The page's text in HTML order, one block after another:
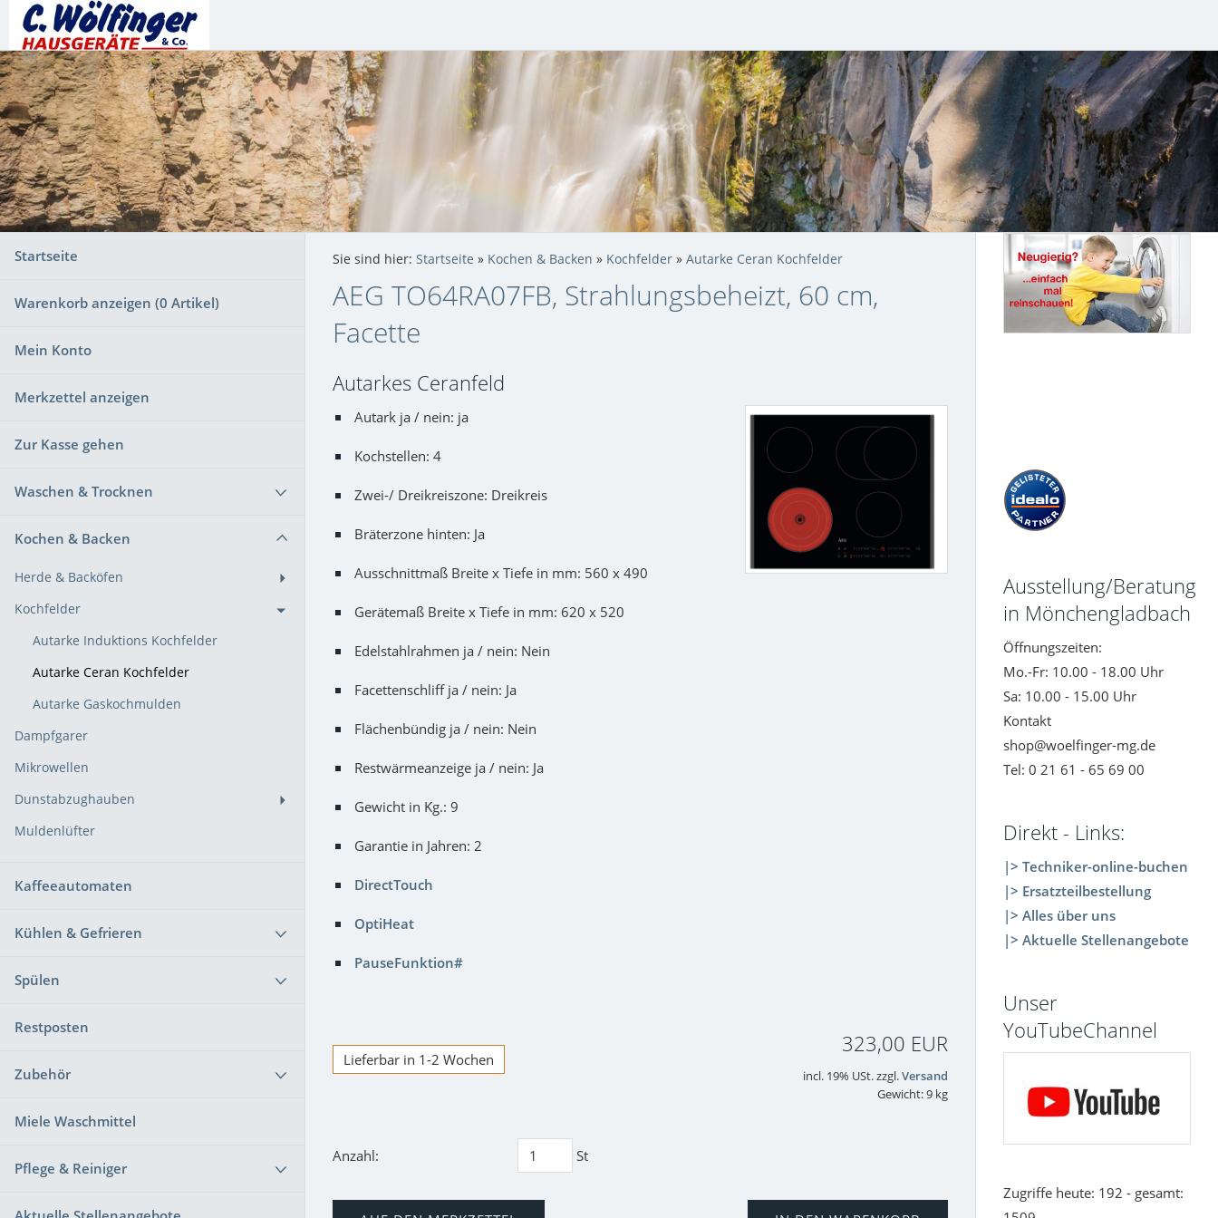
Startseite
Warenkorb anzeigen (0 Artikel)
Mein Konto
Merkzettel anzeigen
Zur Kasse gehen
Waschen & Trocknen
Kochen & Backen
Herde & Backöfen
Kochfelder
Autarke Induktions Kochfelder
Autarke Ceran Kochfelder
Autarke Gaskochmulden
Dampfgarer
Mikrowellen
Dunstabzughauben
Muldenlüfter
Kaffeeautomaten
Kühlen & Gefrieren
Spülen
Restposten
Zubehör
Miele Waschmittel
Pflege & Reiniger
Sie sind hier: Startseite » Kochen & Backen » Kochfelder » Autarke Ceran Kochfelder
AEG TO64RA07FB, Strahlungsbeheizt, 60 cm,
Facette
Autarkes Ceranfeld
Autark ja / nein: ja
Kochstellen: 4
Zwei-/ Dreikreiszone: Dreikreis
Bräterzone hinten: Ja
Ausschnittmaß Breite x Tiefe in mm: 560 x 490
Gerätemaß Breite x Tiefe in mm: 620 x 520
Edelstahlrahmen ja / nein: Nein
Facettenschliff ja / nein: Ja
Flächenbündig ja / nein: Nein
Restwärmeanzeige ja / nein: Ja
Gewicht in Kg.: 9
Garantie in Jahren: 2
DirectTouch
OptiHeat
PauseFunktion#
Lieferbar in 1-2 Wochen
323,00 EUR
incl. 19% USt. zzgl.Versand
Gewicht: 9 kg
Anzahl: St
Ausstellung/Beratung
in Mönchengladbach
Öffnungszeiten:
Mo.-Fr: 10.00 - 18.00 Uhr
Sa: 10.00 - 15.00 Uhr
Kontakt
shop@woelfinger-mg.de
Tel: 0 21 61 - 65 69 00
Direkt - Links:
|> Techniker-online-buchen
|> Ersatzteilbestellung
|> Alles über uns
|> Aktuelle Stellenangebote
Unser
YouTubeChannel
Zugriffe heute: 192 - gesamt: